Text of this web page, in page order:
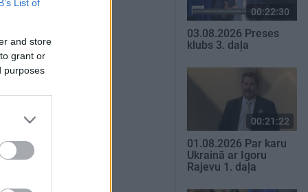
List of
and store
grant or
purposes
00:22:30
03.08.2026 Preses
klubs 3. daļa
00:21:22
01.08.2026 Par karu
Ukrainā ar Igoru
Rajevu 1. daļa